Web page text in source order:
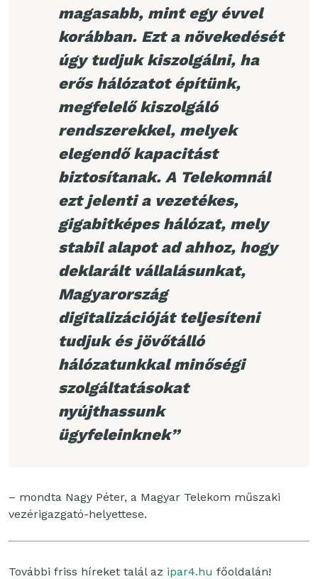
magasabb, mint egy évvel
korábban. Ezt a növekedését
úgy tudjuk kiszolgálni, ha
erős hálózatot építünk,
megfelelő kiszolgáló
rendszerekkel, melyek
elegendő kapacitást
biztosítanak. A Telekomnál
ezt jelenti a vezetékes,
gigabitképes hálózat, mely
stabil alapot ad ahhoz, hogy
deklarált vállalásunkat,
Magyarország
digitalizációját teljesíteni
tudjuk és jövőtálló
hálózatunkkal minőségi
szolgáltatásokat
nyújthassunk
ügyfeleinknek”
– mondta Nagy Péter, a Magyar Telekom műszaki
vezérigazgató-helyettese.
További friss híreket talál az ipar4.hu főoldalán!